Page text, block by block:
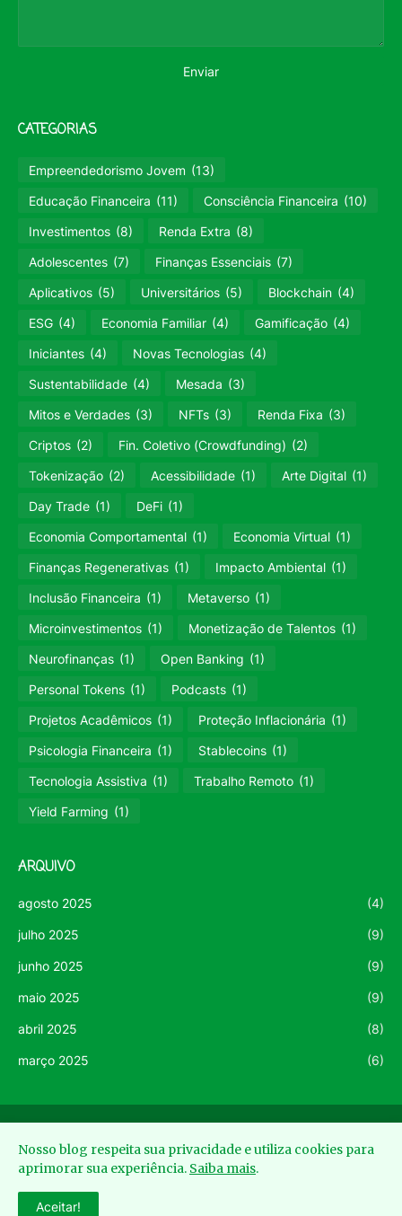
CATEGORIAS
Empreendedorismo Jovem (13)
Educação Financeira (11) Consciência Financeira (10)
Investimentos (8) Renda Extra (8)
Adolescentes (7) Finanças Essenciais (7)
Aplicativos (5) Universitários (5) Blockchain (4)
ESG (4) Economia Familiar (4) Gamificação (4)
Iniciantes (4) Novas Tecnologias (4)
Sustentabilidade (4) Mesada (3)
Mitos e Verdades (3) NFTs (3) Renda Fixa (3)
Criptos (2) Fin. Coletivo (Crowdfunding) (2)
Tokenização (2) Acessibilidade (1) Arte Digital (1)
Day Trade (1) DeFi (1)
Economia Comportamental (1) Economia Virtual (1)
Finanças Regenerativas (1) Impacto Ambiental (1)
Inclusão Financeira (1) Metaverso (1)
Microinvestimentos (1) Monetização de Talentos (1)
Neurofinanças (1) Open Banking (1)
Personal Tokens (1) Podcasts (1)
Projetos Acadêmicos (1) Proteção Inflacionária (1)
Psicologia Financeira (1) Stablecoins (1)
Tecnologia Assistiva (1) Trabalho Remoto (1)
Yield Farming (1)
ARQUIVO
agosto 2025 (4)
julho 2025 (9)
junho 2025 (9)
maio 2025 (9)
abril 2025 (8)
março 2025 (6)
© 2025 American Trading Academy | DEVA Inovações em
Início Termos de uso
Privacidade
Sitemap
Nosso blog respeita sua privacidade e utiliza cookies para
aprimorar sua experiência. Saiba mais.
Aceitar!